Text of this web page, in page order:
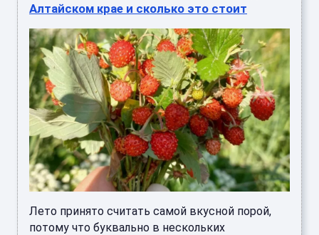
Алтайском крае и сколько это стоит
Лето принято считать самой вкусной порой,
потому что буквально в нескольких